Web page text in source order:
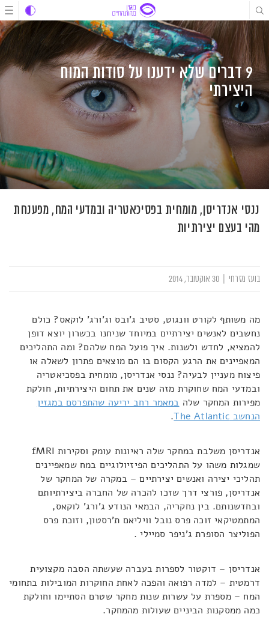
דלג
לתוכן
דלג
לתוכן
דלג
לניווט
9 דברים שלא ידענו על סודות המוח
היצירתי
ננסי אנדריסן, מומחית בפסיכאטריה ובמדעי המח, מפענחת
מהי בעצם יצירתיות
בועז מזרחי
מה משותף לקורט וונגוט, סטיב ג'ובס וג'ורג' לוקאס? כולם
נחשבים לאנשים יצירתיים במיוחד שניחנו בכשרון יוצא דופן
להמציא, לחדש ולשנות. איך פועל המח שלהם? ומה התהליכים
המאפיינים את הרגע הקסום בו הם מוצאים פתרון לשאלה או
פיצוח מעניין לבעיה? ננסי אנדריסן, מומחית בפסכיאטריה
ובמדעי המח שחוקרת מזה שנים את תחום היצירתיות, חולקת
מפירות המחקר שלה במאמר רחב יריעה שהתפרסם במגזין
הנחשב The Atlantic
.
אנדריסן משלבת במחקר שלה ראיונות עומק וסקירות fMRI
שמגלות משהו על התהליכים הפיזיולוגיים במח שמאפיינים
תהליכי יצירה ואנשים יצירתיים – במקרה של המחקר של
אנדריסן, פורצי דרך שזכו להכרה של החברה ביצירתיותם
ובחדשנותם. בין נחקריה, הבמאי הנודע ג'ורג' לוקאס,
המתמטיקאי זוכה פרס נובל וויליאם ת'רסטון, וזוכת פרס
הפוליצר הסופרת ג'ניפר סמיילי .
אנדריסן – דוקטור לספרות בעברה שעשתה הסבה מקצועית
דרמטית – למדה רפואה והפכה לאחת החוקרות המובילות בתחומי
המח – מספרת על עשרות שנות מחקר שטרם הסתיימו וחולקת
כמה ממסקנות הביניים שעולות מהמחקר.